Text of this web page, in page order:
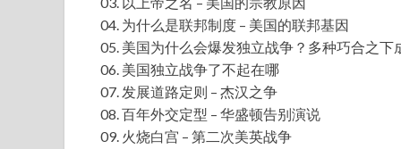
04. 为什么是联邦制度 – 美国的联邦基因
05. 美国为什么会爆发独立战争？多种巧合之下
06. 美国独立战争了不起在哪
07. 发展道路定则 – 杰汉之争
08. 百年外交定型 – 华盛顿告别演说
09. 火烧白宫 – 第二次美英战争